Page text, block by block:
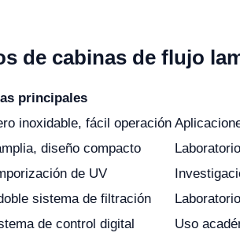
de cabinas de flujo
principales
inoxidable, fácil operación
diseño compacto
de UV
sistema de filtración
de control digital
Uso